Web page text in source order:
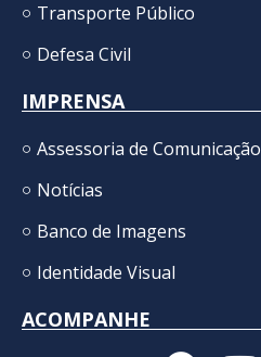
Transporte Público
Defesa Civil
IMPRENSA
Assessoria de Comunicação
Notícias
Banco de Imagens
Identidade Visual
ACOMPANHE